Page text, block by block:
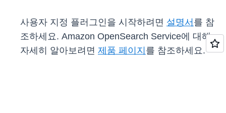
사용자 지정 플러그인을 시작하려면 설명서 를 참
조하세요. Amazon OpenSearch Service에 대해
자세히 알아보려면 제품 페이지 를 참조하세요.